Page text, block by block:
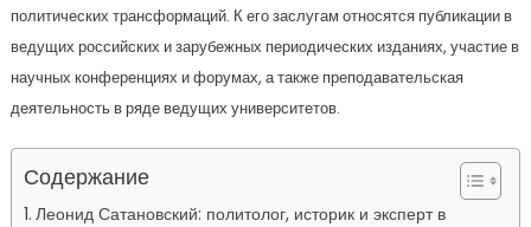
политических трансформаций. К его заслугам относятся публикации в
ведущих российских и зарубежных периодических изданиях, участие в
научных конференциях и форумах, а также преподавательская
деятельность в ряде ведущих университетов.
Содержание
Леонид Сатановский: политолог, историк и эксперт в